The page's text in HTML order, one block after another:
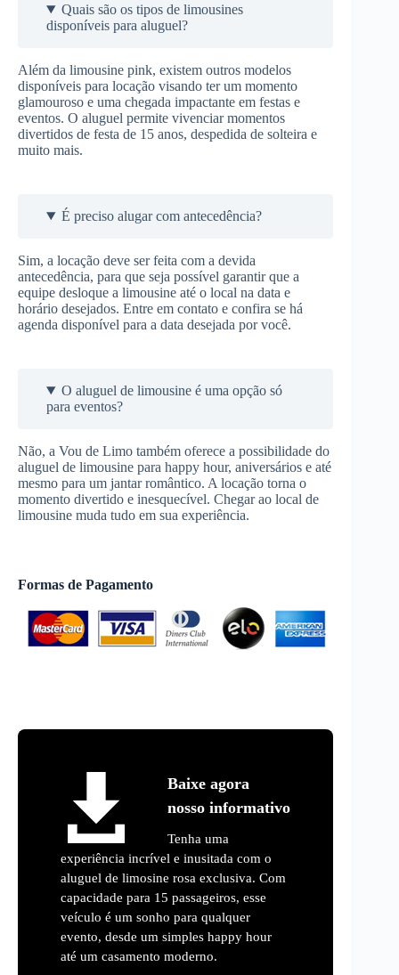
Quais são os tipos de limousines
disponíveis para aluguel?
Além da limousine pink, existem outros modelos
disponíveis para locação visando ter um momento
glamouroso e uma chegada impactante em festas e
eventos. O aluguel permite vivenciar momentos
divertidos de festa de 15 anos, despedida de solteira e
muito mais.
É preciso alugar com antecedência?
Sim, a locação deve ser feita com a devida
antecedência, para que seja possível garantir que a
equipe desloque a limousine até o local na data e
horário desejados. Entre em contato e confira se há
agenda disponível para a data desejada por você.
O aluguel de limousine é uma opção só
para eventos?
Não, a Vou de Limo também oferece a possibilidade do
aluguel de limousine para happy hour, aniversários e até
mesmo para um jantar romântico. A locação torna o
momento divertido e inesquecível. Chegar ao local de
limousine muda tudo em sua experiência.
Formas de Pagamento
Baixe agora
nosso informativo
Tenha uma
experiência incrível e inusitada com o
aluguel de limosine rosa exclusiva. Com
capacidade para 15 passageiros, esse
veículo é um sonho para qualquer
evento, desde um simples happy hour
até um casamento moderno.